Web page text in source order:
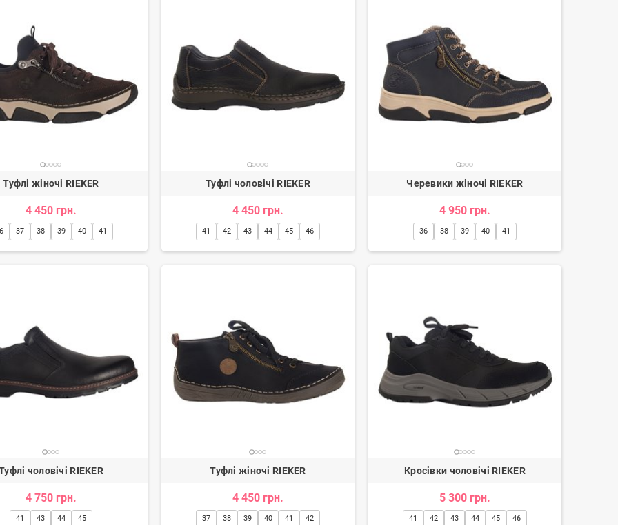
Туфлі жіночі RIEKER
4 450 грн.
37 38 39 40 41
Туфлі чоловічі RIEKER
4 450 грн.
41 42 43 44 45 46
Черевики жіночі RIEKER
4 950 грн.
36 38 39 40 41
чоловічі RIEKER
4 750 грн.
41 43 44 45
Туфлі жіночі RIEKER
4 450 грн.
37 38 39 40 41 42
Кросівки чоловічі RIEKER
5 300 грн.
41 42 43 44 45 46